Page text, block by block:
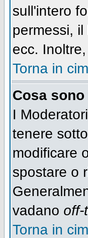
sull'intero
permessi,
ecc.
Torna in
Cosa
I
tenere
modificare
spostare o
vadano off-
Torna in